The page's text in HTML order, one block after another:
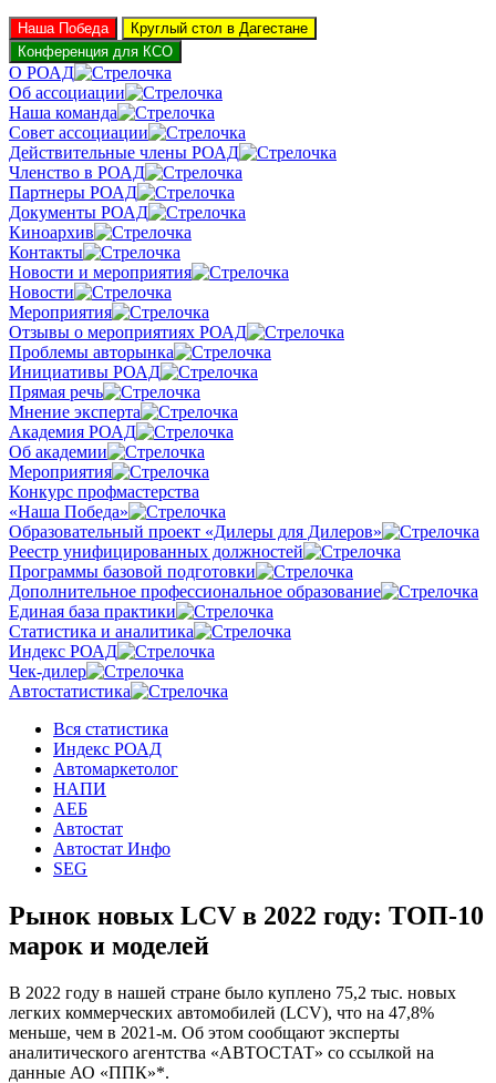
Наша Победа
Круглый стол в Дагестане
Конференция для КСО
О РОАД
Об ассоциации
Наша команда
Совет ассоциации
Действительные члены РОАД
Членство в РОАД
Партнеры РОАД
Документы РОАД
Киноархив
Контакты
Новости и мероприятия
Новости
Мероприятия
Отзывы о мероприятиях РОАД
Проблемы авторынка
Инициативы РОАД
Прямая речь
Мнение эксперта
Академия РОАД
Об академии
Мероприятия
Конкурс профмастерства
«Наша Победа»
Образовательный проект «Дилеры для Дилеров»
Реестр унифицированных должностей
Программы базовой подготовки
Дополнительное профессиональное образование
Единая база практики
Статистика и аналитика
Индекс РОАД
Чек-дилер
Автостатистика
Вся статистика
Индекс РОАД
Автомаркетолог
НАПИ
АЕБ
Автостат
Автостат Инфо
SEG
Рынок новых LCV в 2022 году: ТОП-10
марок и моделей
В 2022 году в нашей стране было куплено 75,2 тыс. новых
легких коммерческих автомобилей (LCV), что на 47,8%
меньше, чем в 2021-м. Об этом сообщают эксперты
аналитического агентства «АВТОСТАТ» со ссылкой на
данные АО «ППК»*.